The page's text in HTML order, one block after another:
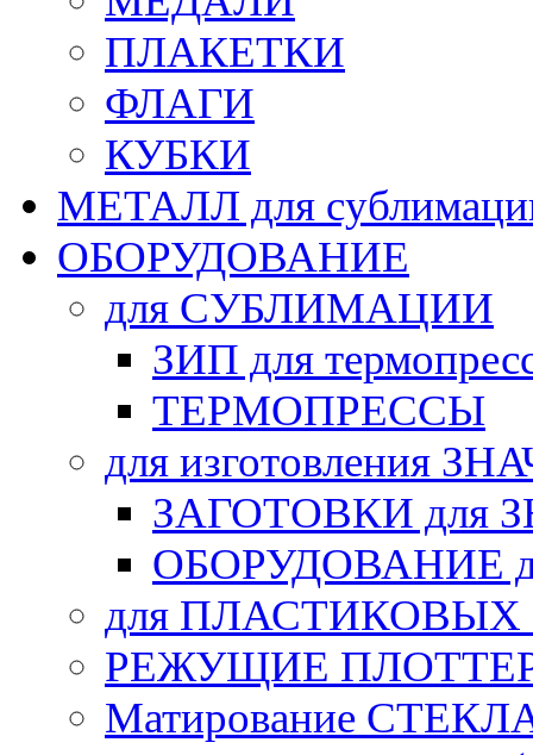
ПЛАКЕТКИ
ФЛАГИ
КУБКИ
МЕТАЛЛ для
ОБОРУДОВАНИЕ
для СУБЛИМАЦИИ
ЗИП для
ТЕРМОПРЕССЫ
для изготовления
ЗАГОТОВКИ для
ОБОРУДОВАНИЕ
для ПЛАСТИКОВЫХ
РЕЖУЩИЕ
Матирование